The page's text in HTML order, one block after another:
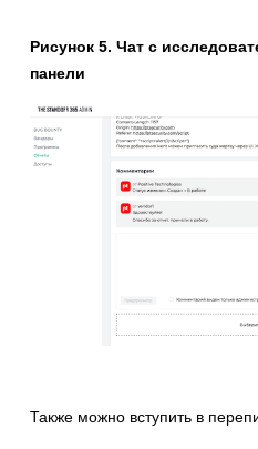
Рисунок 5. Чат с
панели
Также можно вступить в